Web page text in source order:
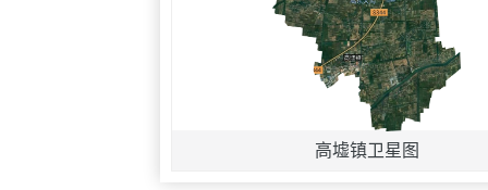
高墟镇卫星图